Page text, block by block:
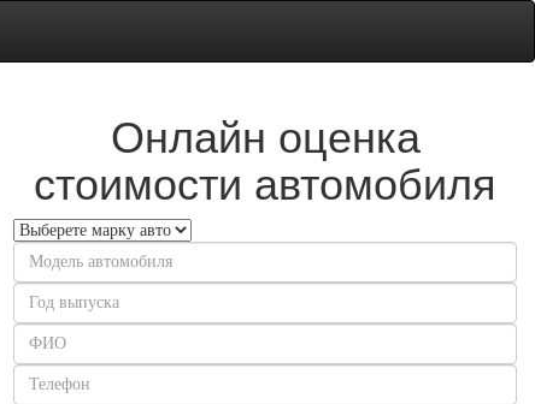
Онлайн оценка
стоимости автомобиля